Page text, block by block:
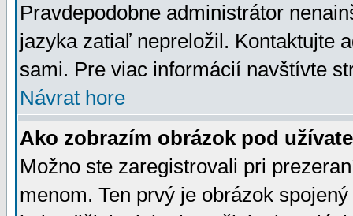
Pravdepodobne administrátor
jazyka zatiaľ nepreložil. Kontaktujte
sami. Pre viac informácií navštívte
Návrat hore
Ako zobrazím obrázok pod
Možno ste zaregistrovali pri
menom. Ten prvý je obrázok